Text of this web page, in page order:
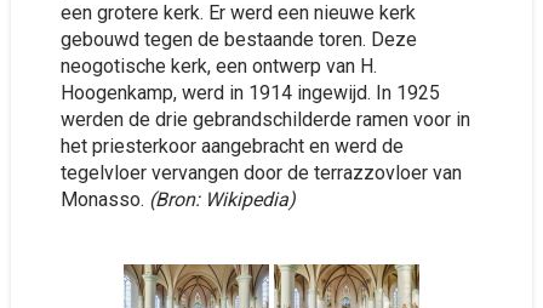
een grotere kerk. Er werd een nieuwe kerk
gebouwd tegen de bestaande toren. Deze
neogotische kerk, een ontwerp van H.
Hoogenkamp, werd in 1914 ingewijd. In 1925
werden de drie gebrandschilderde ramen voor in
het priesterkoor aangebracht en werd de
tegelvloer vervangen door de terrazzovloer van
Monasso. (Bron: Wikipedia)